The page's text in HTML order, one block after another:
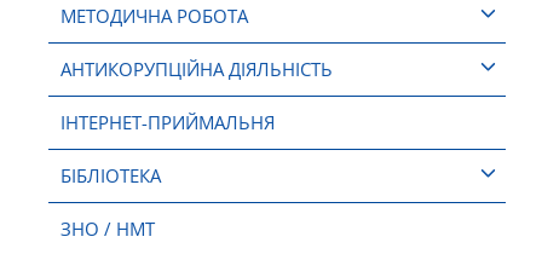
МЕТОДИЧНА РОБОТА
АНТИКОРУПЦІЙНА ДІЯЛЬНІСТЬ
ІНТЕРНЕТ-ПРИЙМАЛЬНЯ
БІБЛІОТЕКА
ЗНО / НМТ